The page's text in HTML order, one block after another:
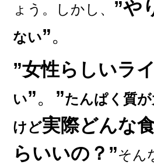
ょう。
しかし、 ”や
ない”。
”女性らしいラ
い”。 ”たんぱく質
けど実際どんな
らいいの？”そん